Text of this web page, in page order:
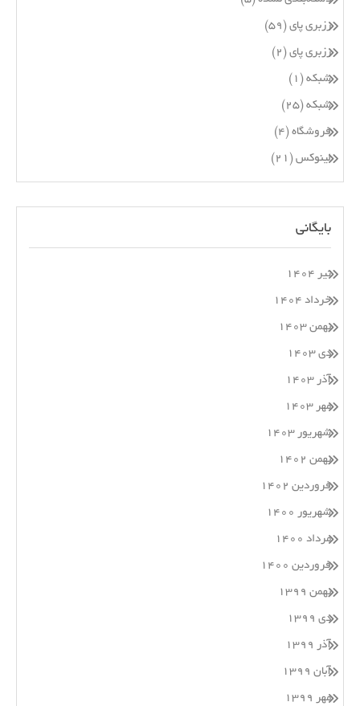
رزبری پای (۵۹)
رزبری پای (۲)
شبکه (۱)
شبکه (۲۵)
فروشگاه (۴)
لینوکس (۲۱)
بایگانی
تیر ۱۴۰۴
خرداد ۱۴۰۴
بهمن ۱۴۰۳
دی ۱۴۰۳
آذر ۱۴۰۳
مهر ۱۴۰۳
شهریور ۱۴۰۳
بهمن ۱۴۰۲
فروردین ۱۴۰۲
شهریور ۱۴۰۰
مرداد ۱۴۰۰
فروردین ۱۴۰۰
بهمن ۱۳۹۹
دی ۱۳۹۹
آذر ۱۳۹۹
آبان ۱۳۹۹
مهر ۱۳۹۹